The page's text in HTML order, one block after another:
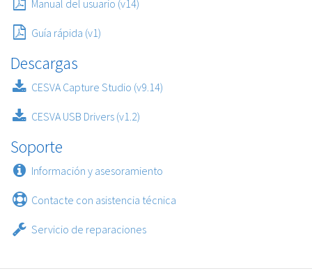
Manual del usuario (v14)
Guía rápida (v1)
Descargas
CESVA Capture Studio (v9.14)
CESVA USB Drivers (v1.2)
Soporte
Información y asesoramiento
Contacte con asistencia técnica
Servicio de reparaciones